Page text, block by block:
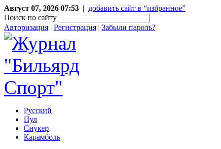
Август 07, 2026 07:53 | добавить сайт в “избранное”
Поиск по сайту
Авторизация | Регистрация | Забыли пароль?
Русский
Пул
Снукер
Карамболь